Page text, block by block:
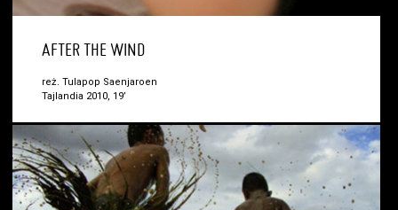
AFTER THE WIND
reż. Tulapop Saenjaroen
Tajlandia 2010, 19’